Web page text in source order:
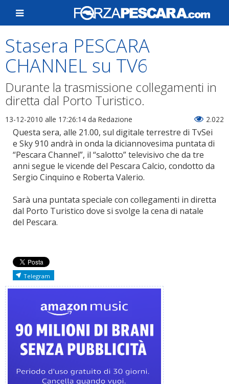
Stasera PESCARA
CHANNEL su TV6
Durante la trasmissione collegamenti in
diretta dal Porto Turistico.
13-12-2010 alle 17:26:14 da Redazione 2.022
Questa sera, alle 21.00, sul digitale terrestre di TvSei
e Sky 910 andrà in onda la diciannovesima puntata di
“Pescara Channel”, il “salotto” televisivo che da tre
anni segue le vicende del Pescara Calcio, condotto da
Sergio Cinquino e Roberta Valerio.
Sarà una puntata speciale con collegamenti in diretta
dal Porto Turistico dove si svolge la cena di natale
del Pescara.
Telegram